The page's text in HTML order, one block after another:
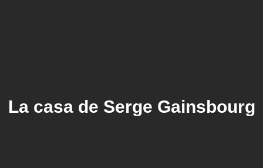
La casa de Serge Gainsbourg